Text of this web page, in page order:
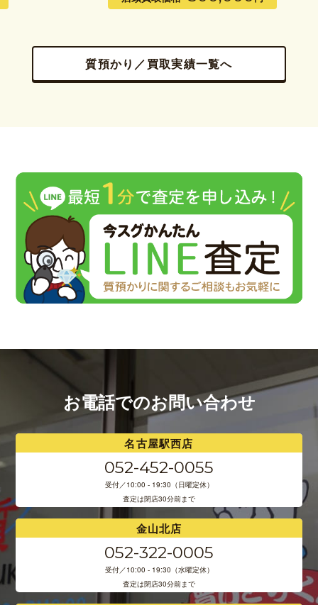
質預かり／買取実績一覧へ
お電話でのお問い合わせ
名古屋駅西店
052-452-0055
受付／10:00 - 19:30（日曜定休）
査定は閉店30分前まで
金山北店
052-322-0005
受付／10:00 - 19:30（水曜定休）
査定は閉店30分前まで